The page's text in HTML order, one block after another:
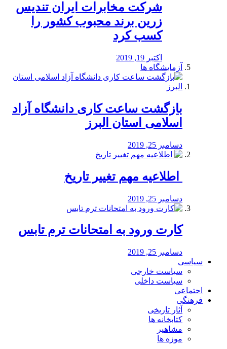
شرکت مخابرات ایران تندیس
زرین برند محبوب کشور را
کسب کرد
اکتبر 19, 2019
آزمایشگاه ها
بازگشت ساعت کاری دانشگاه آزاد
اسلامی استان البرز
دسامبر 25, 2019
️ اطلاعیه مهم تغییر تاریخ
دسامبر 25, 2019
کارت ورود به امتحانات ترم تابس
دسامبر 25, 2019
سیاسی
سیاست خارجی
سیاست داخلی
اجتماعی
فرهنگی
آثار تاریخی
کتابخانه ها
مشاهیر
موزه ها